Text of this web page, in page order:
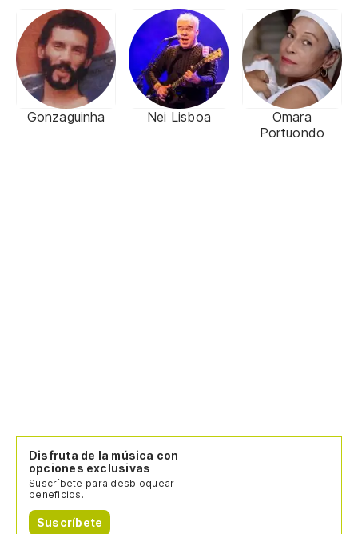
Gonzaguinha Nei Lisboa
Omara
Portuondo
Disfruta de la música con
opciones exclusivas
Suscríbete para desbloquear
beneficios.
Suscríbete